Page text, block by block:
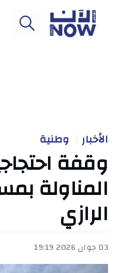
الأخبار وطنية
وقفة
المناولة
الرازي
03 جوان 2026 19:19